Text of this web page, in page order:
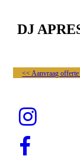
DJ
<< Aanvraag